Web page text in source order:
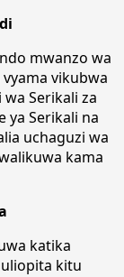
mwanzo wa
vikubwa
Serikali za
ya Serikali na
uchaguzi wa
kama
katika
kitu